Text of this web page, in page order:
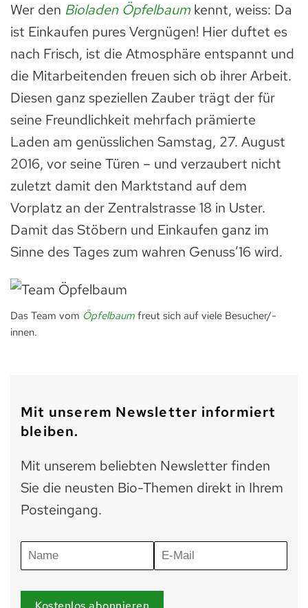
Wer den Bioladen Öpfelbaumkennt, weiss: Da
ist Einkaufen pures Vergnügen! Hier duftet es
nach Frisch, ist die Atmosphäre entspannt und
die Mitarbeitenden freuen sich ob ihrer Arbeit.
Diesen ganz speziellen Zauber trägt der für
seine Freundlichkeit mehrfach prämierte
Laden am genüsslichen Samstag, 27. August
2016, vor seine Türen – und verzaubert nicht
zuletzt damit den Marktstand auf dem
Vorplatz an der Zentralstrasse 18 in Uster.
Damit das Stöbern und Einkaufen ganz im
Sinne des Tages zum wahren Genuss’16 wird.
Das Team vom Öpfelbaum freut sich auf viele Besucher/-
innen.
Mit unserem Newsletter informiert
bleiben.
Mit unserem beliebten Newsletter finden
Sie die neusten Bio-Themen direkt in Ihrem
Posteingang.